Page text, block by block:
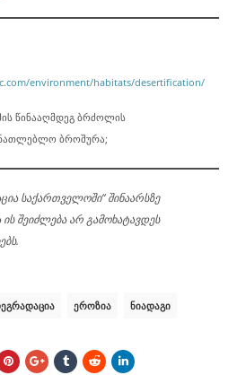
environment/habitats/desertification/
წინააღმდეგ ბრძოლის
ბროშურა;
საქართველოში“ შინაარსზე
შეიძლება არ გამოხატავდეს
ᲔᲠᲝᲖᲘᲐ ᲜᲘᲐᲓᲐᲒᲘ